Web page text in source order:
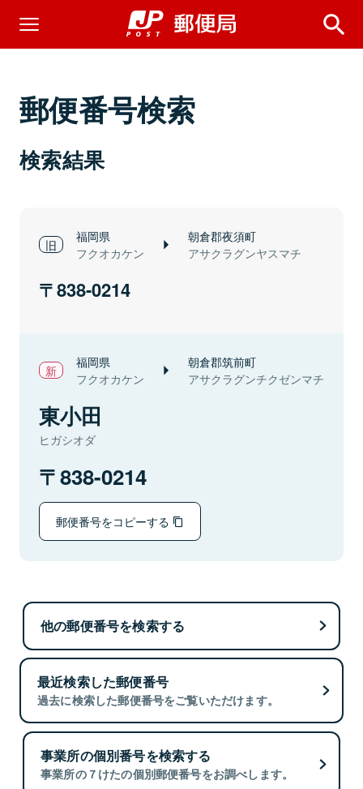
郵便番号検索
検索結果
福岡県
フクオカケン
朝倉郡夜須町
アサクラグンヤスマチ
838-0214
福岡県
フクオカケン
朝倉郡筑前町
アサクラグンチクゼンマチ
東小田
ヒガシオダ
838-0214
郵便番号をコピーする
他の郵便番号を検索する
最近検索した郵便番号
過去に検索した郵便番号をご覧いただけます。
事業所の個別番号を検索する
事業所の７けたの個別郵便番号をお調べします。